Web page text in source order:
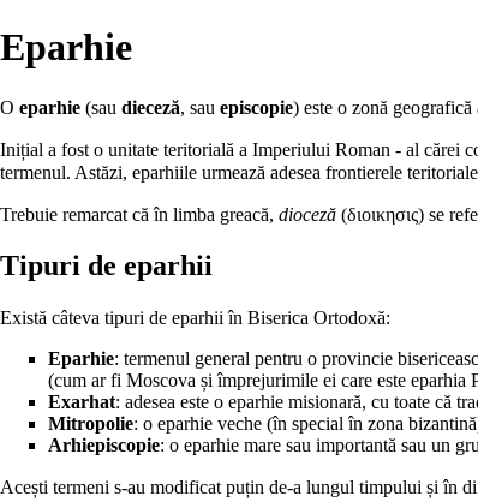
Eparhie
O eparhie (sau dieceză, sau episcopie) este o zonă
Inițial a fost o unitate teritorială a Imperiului Roman - al cărei
termenul. Astăzi, eparhiile urmează adesea frontierele
Trebuie remarcat că în limba greacă, dioceză (διοικησις) se
Tipuri de eparhii
Există câteva tipuri de eparhii în Biserica Ortodoxă:
Eparhie: termenul general pentru o provincie
(cum ar fi Moscova și împrejurimile ei care este
Exarhat: adesea este o eparhie misionară, cu toate că
Mitropolie: o eparhie veche (în special în zona
Arhiepiscopie: o eparhie mare sau importantă sau un
Acești termeni s-au modificat puțin de-a lungul timpului și în